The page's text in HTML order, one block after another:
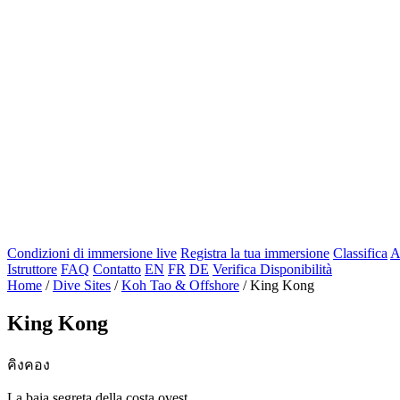
Condizioni di immersione live Registra la tua immersione Classifica
Istruttore FAQ Contatto EN FR DE Verifica Disponibilità
Home / Dive Sites / Koh Tao & Offshore / King Kong
King Kong
คิงคอง